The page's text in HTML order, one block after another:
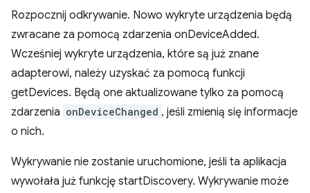
Rozpocznij odkrywanie. Nowo wykryte urządzenia będą
zwracane za pomocą zdarzenia onDeviceAdded.
Wcześniej wykryte urządzenia, które są już znane
adapterowi, należy uzyskać za pomocą funkcji
getDevices. Będą one aktualizowane tylko za pomocą
zdarzenia onDeviceChanged , jeśli zmienią się informacje
o nich.
Wykrywanie nie zostanie uruchomione, jeśli ta aplikacja
wywołała już funkcję startDiscovery. Wykrywanie może